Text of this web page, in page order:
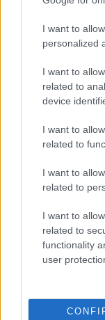
I want to
personalized
I want to
related to
device
I want to
related to
I want to
related to
I want to
related to
functionality
user
Budapest)
az erdélyi
és elismert